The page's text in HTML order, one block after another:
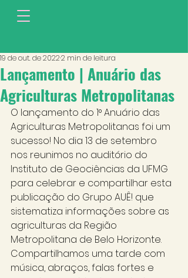
Lançamento | Anuário das
Agriculturas Metropolitanas
19 de out. de 20222 min de leitura
O lançamento do 1° Anuário das
Agriculturas Metropolitanas foi um
sucesso! No dia 13 de setembro
nos reunimos no auditório do
Instituto de Geociências da UFMG
para celebrar e compartilhar esta
publicação do Grupo AUÊ! que
sistematiza informações sobre as
agriculturas da Região
Metropolitana de Belo Horizonte.
Compartilhamos uma tarde com
música, abraços, falas fortes e